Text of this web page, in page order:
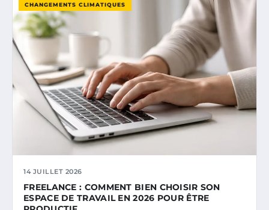
CHANGEMENTS CLIMATIQUES
14 JUILLET 2026
FREELANCE : COMMENT BIEN CHOISIR SON
ESPACE DE TRAVAIL EN 2026 POUR ÊTRE